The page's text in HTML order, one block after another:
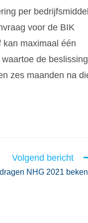
per bedrijfsmiddel
voor de BIK
maximaal één
de beslissing
zes maanden na
Volgend bericht
NHG 2021